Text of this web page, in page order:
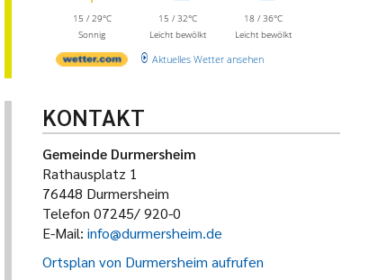
15 / 29°C
Sonnig
15 / 32°C
Leicht bewölkt
18 / 36°C
Leicht bewölkt
Aktuelles Wetter ansehen
KONTAKT
Gemeinde Durmersheim
Rathausplatz 1
76448 Durmersheim
Telefon 07245/ 920-0
E-Mail: info@durmersheim.de
Ortsplan von Durmersheim aufrufen